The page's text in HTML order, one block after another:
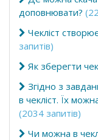
доповнювати?
Чекліст
запитів)
Як зберегти
Згідно з
в чекліст. Їх
(2034 запитів)
Чи можна в